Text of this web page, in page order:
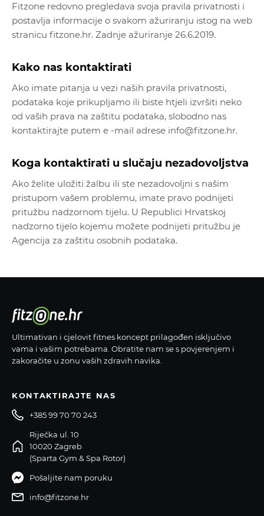
Fitzone redovno pregledava svoja pravila privatnosti i
postavlja informacije o svakom ažuriranju istog na web
stranicu fitzone.hr. Zadnje ažuriranje 26.6.2019.
Kako nas kontaktirati
Ako imate pitanja u vezi naših pravila privatnosti,
podataka koje prikupljamo ili biste htjeli izvršiti neko
od vaših prava na zaštitu podataka, slobodno nas
kontaktirajte putem e -mail adrese info@fitzone.hr.
Koga kontaktirati u slučaju nezadovoljstva
Ako želite uložiti žalbu ili ste nezadovoljni s našim
pristupom vašem problemu, imate pravo podnijeti
pritužbu nadzornom tijelu. U Republici Hrvatskoj
nadzorno tijelo kojemu možete podnijeti pritužbu je
Agencija za zaštitu osobnih podataka.
Ultimativan i cjelovit fitnes koncept prilagođen isključivo
vama i vašim potrebama. Obratite nam se s povjerenjem i
zakoračite u zonu vaših zdravih navika.
KONTAKTIRAJTE NAS
+385 99 70 70 243
Riječka ul. 10
10020 Zagreb
(Sparta Gym & Spa Rotor)
Pošaljite nam poruku
info@fitzone.hr